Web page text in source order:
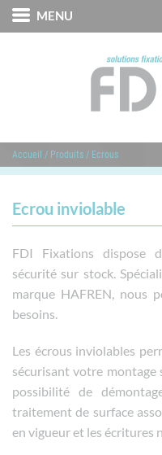
MENU
Marques distribuées
Domaines d'application
Accueil / Produits / Ecrous
Ecrou inviolable
FDI Fixations dispose
sécurité sur stock.
marque HAFREN, nous
besoins.
Les écrous inviolables
sécurisant votre montage
possibilité de
traitement de surface
en vigueur et les écritures